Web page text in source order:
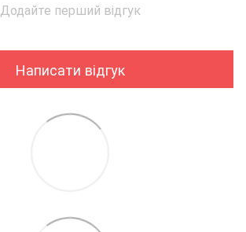
Додайте перший відгук
Написати відгук